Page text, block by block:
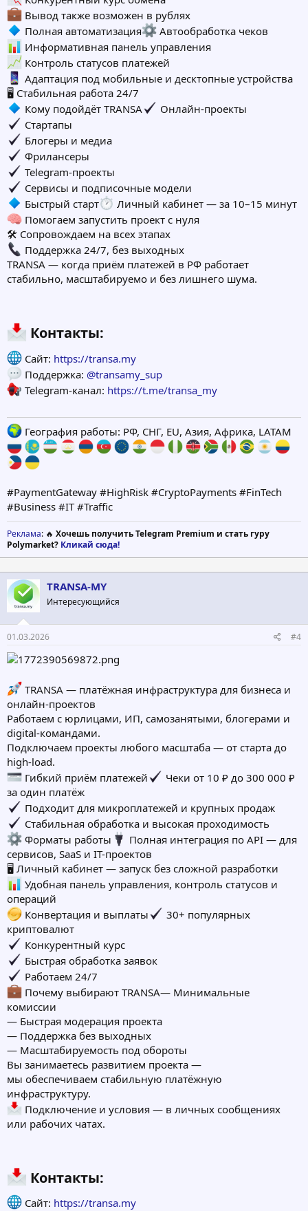
Вывод также возможен в рублях
Полная автоматизация
Автообработка чеков
Информативная панель управления
Контроль статусов платежей
Адаптация под мобильные и десктопные устройства
🖥 Стабильная работа 24/7
Кому подойдёт TRANSA
Онлайн-проекты
Стартапы
Блогеры и медиа
Фрилансеры
Telegram-проекты
Сервисы и подписочные модели
Быстрый старт
Личный кабинет — за 10–15 минут
Помогаем запустить проект с нуля
🛠 Сопровождаем на всех этапах
Поддержка 24/7, без выходных
TRANSA — когда приём платежей в РФ работает
стабильно, масштабируемо и без лишнего шума.
Контакты:​
Сайт: https://transa.my
Поддержка: @transamy_sup
Telegram-канал: https://t.me/transa_my
География работы: РФ, СНГ, EU, Азия, Африка, LATAM
#PaymentGateway #HighRisk #CryptoPayments #FinTech
#Business #IT #Traffic
Реклама: 🔥 Хочешь получить Telegram Premium и стать гуру
Polymarket? Кликай сюда!
TRANSA-MY
Интересующийся
01.03.2026 #4
TRANSA — платёжная инфраструктура для бизнеса и
онлайн-проектов
Работаем с юрлицами, ИП, самозанятыми, блогерами и
digital-командами.
Подключаем проекты любого масштаба — от старта до
high-load.
Гибкий приём платежей
Чеки от 10 ₽ до 300 000 ₽
за один платёж
Подходит для микроплатежей и крупных продаж
Стабильная обработка и высокая проходимость
Форматы работы
Полная интеграция по API — для
сервисов, SaaS и IT-проектов
🖥 Личный кабинет — запуск без сложной разработки
Удобная панель управления, контроль статусов и
операций
Конвертация и выплаты
30+ популярных
криптовалют
Конкурентный курс
Быстрая обработка заявок
Работаем 24/7
Почему выбирают TRANSA— Минимальные
комиссии
— Быстрая модерация проекта
— Поддержка без выходных
— Масштабируемость под обороты
Вы занимаетесь развитием проекта —
мы обеспечиваем стабильную платёжную
инфраструктуру.
Подключение и условия — в личных сообщениях
или рабочих чатах.
Контакты:​
Сайт: https://transa.my